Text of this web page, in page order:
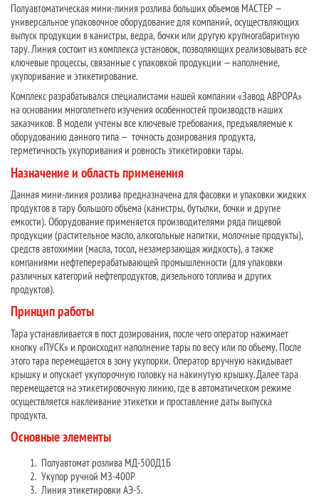
Полуавтоматическая мини-линия розлива больших объемов МАСТЕР —
универсальное упаковочное оборудование для компаний, осуществляющих
выпуск продукции в канистры, ведра, бочки или другую крупногабаритную
тару. Линия состоит из комплекса установок, позволяющих реализовывать все
ключевые процессы, связанные с упаковкой продукции — наполнение,
укупоривание и этикетирование.
Комплекс разрабатывался специалистами нашей компании «Завод АВРОРА»
на основании многолетнего изучения особенностей производств наших
заказчиков. В модели учтены все ключевые требования, предъявляемые к
оборудованию данного типа — точность дозирования продукта,
герметичность укупоривания и ровность этикетировки тары.
Назначение и область применения
Данная мини-линия розлива предназначена для фасовки и упаковки жидких
продуктов в тару большого объема (канистры, бутылки, бочки и другие
емкости). Оборудование применяется производителями ряда пищевой
продукции (растительное масло, алкогольные напитки, молочные продукты),
средств автохимии (масла, тосол, незамерзающая жидкость), а также
компаниями нефтеперерабатывающей промышленности (для упаковки
различных категорий нефтепродуктов, дизельного топлива и других
продуктов).
Принцип работы
Тара устанавливается в пост дозирования, после чего оператор нажимает
кнопку «ПУСК» и происходит наполнение тары по весу или по объему. После
этого тара перемещается в зону укупорки. Оператор вручную накидывает
крышку и опускает укупорочную головку на накинутую крышку. Далее тара
перемещается на этикетировочную линию, где в автоматическом режиме
осуществляется наклеивание этикетки и проставление даты выпуска
продукта.
Основные элементы
Полуавтомат розлива МД-500Д1Б
Укупор ручной МЗ-400Р
Линия этикетировки АЭ-5.